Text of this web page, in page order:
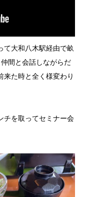
て大和八木駅経由で畝
間と会話しながらだ
来た時と全く様変わり
チを取ってセミナー会